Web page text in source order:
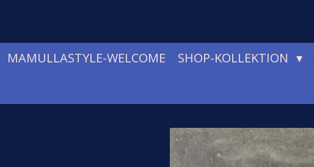
springen
MAMULLASTYLE-WELCOME SHOP-KOLLEKTION